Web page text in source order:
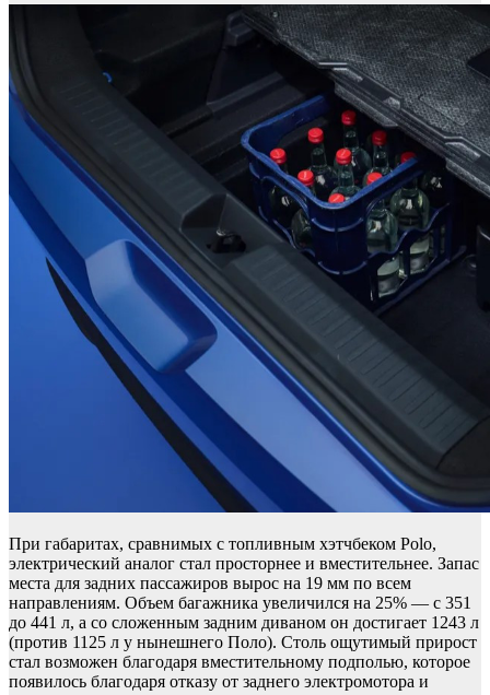
При габаритах, сравнимых с топливным хэтчбеком Polo,
электрический аналог стал просторнее и вместительнее. Запас
места для задних пассажиров вырос на 19 мм по всем
направлениям. Объем багажника увеличился на 25% — с 351
до 441 л, а со сложенным задним диваном он достигает 1243 л
(против 1125 л у нынешнего Поло). Столь ощутимый прирост
стал возможен благодаря вместительному подполью, которое
появилось благодаря отказу от заднего электромотора и